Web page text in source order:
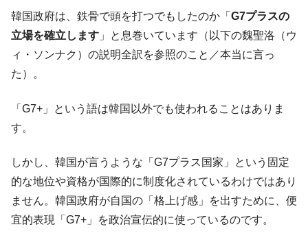
『Money1』
JPモルガン「韓国レバレッジETFの清算は
ほぼ終わった」
『Money1』
韓国『国民年金公団』株価暴落で200兆蒸
発。
ャンペーン」⇒ あの名物教授も登場！
『Money1』
『Money1』
韓国鉄鋼最大手『POSCO』ズブズブ沈む。
営業利益80.2％も減少
『Money1』
米国下院「韓国の公務員個人をターゲット
にぶん殴る法案」提出！⇒ クーパン問題は合衆国企業に対
韓国政府は、鉄骨で頭を打つでもしたのか「 G7プラスの
立場を確立します 」と息巻いています（以下の魏聖洛（ウ
ィ・ソンナク）の説明全訳を参照のこと／本当に言っ
た）。
「G7+」という語は韓国以外でも使われることはありま
す。
しかし、韓国が言うような「G7プラス国家」という固定
的な地位や資格が国際的に制度化されているわけではあり
ません。韓国政府が自国の「格上げ感」を出すために、便
宜的表現「G7+」を政治宣伝的に使っているのです。